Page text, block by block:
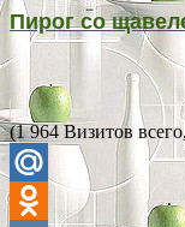
Пирог со
(1 964 Визитов
Mail.Ru